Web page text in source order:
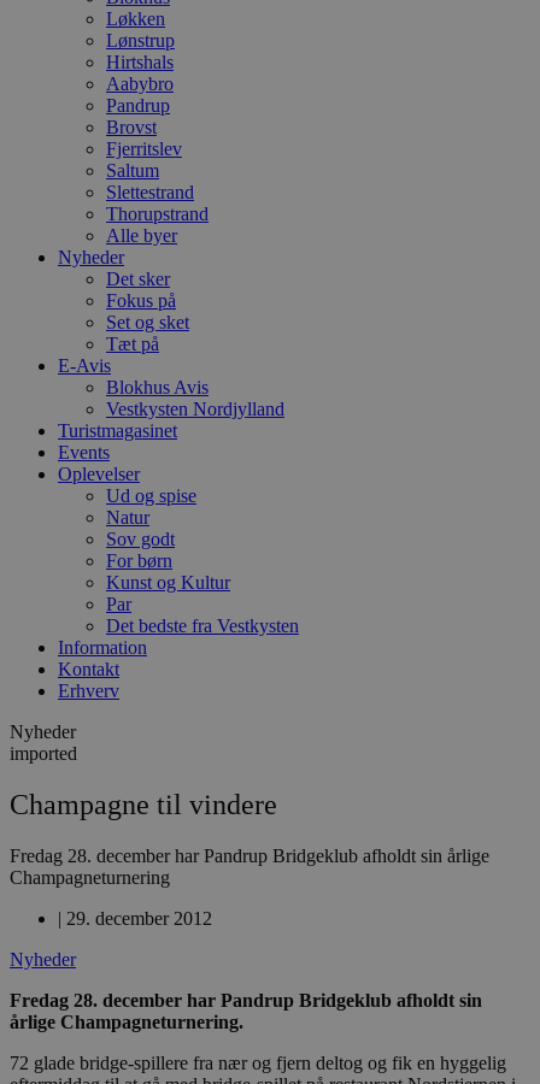
Løkken
Lønstrup
Hirtshals
Aabybro
Pandrup
Brovst
Fjerritslev
Saltum
Slettestrand
Thorupstrand
Alle byer
Nyheder
Det sker
Fokus på
Set og sket
Tæt på
E-Avis
Blokhus Avis
Vestkysten Nordjylland
Turistmagasinet
Events
Oplevelser
Ud og spise
Natur
Sov godt
For børn
Kunst og Kultur
Par
Det bedste fra Vestkysten
Information
Kontakt
Erhverv
Nyheder
imported
Champagne til vindere
Fredag 28. december har Pandrup Bridgeklub afholdt sin årlige
Champagneturnering
| 29. december 2012
Nyheder
Fredag 28. december har Pandrup Bridgeklub afholdt sin
årlige Champagneturnering.
72 glade bridge-spillere fra nær og fjern deltog og fik en hyggelig